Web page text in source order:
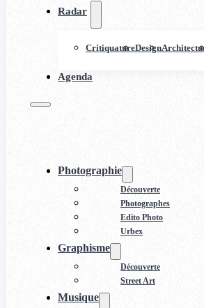
Radar
CritiquatureDesign
Agenda
Photographie
Découverte
Photographes
Edito Photo
Urbex
Graphisme
Découverte
Street Art
Musique